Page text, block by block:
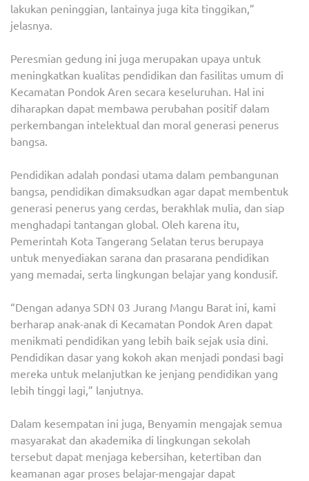
lakukan peninggian, lantainya juga kita tinggikan,”
jelasnya.
Peresmian gedung ini juga merupakan upaya untuk
meningkatkan kualitas pendidikan dan fasilitas umum di
Kecamatan Pondok Aren secara keseluruhan. Hal ini
diharapkan dapat membawa perubahan positif dalam
perkembangan intelektual dan moral generasi penerus
bangsa.
Pendidikan adalah pondasi utama dalam pembangunan
bangsa, pendidikan dimaksudkan agar dapat membentuk
generasi penerus yang cerdas, berakhlak mulia, dan siap
menghadapi tantangan global. Oleh karena itu,
Pemerintah Kota Tangerang Selatan terus berupaya
untuk menyediakan sarana dan prasarana pendidikan
yang memadai, serta lingkungan belajar yang kondusif.
“Dengan adanya SDN 03 Jurang Mangu Barat ini, kami
berharap anak-anak di Kecamatan Pondok Aren dapat
menikmati pendidikan yang lebih baik sejak usia dini.
Pendidikan dasar yang kokoh akan menjadi pondasi bagi
mereka untuk melanjutkan ke jenjang pendidikan yang
lebih tinggi lagi,” lanjutnya.
Dalam kesempatan ini juga, Benyamin mengajak semua
masyarakat dan akademika di lingkungan sekolah
tersebut dapat menjaga kebersihan, ketertiban dan
keamanan agar proses belajar-mengajar dapat